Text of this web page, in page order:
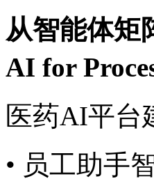
从智能体矩
AI for
医药AI平台
• 员工助手